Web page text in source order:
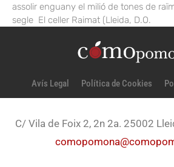
assolir enguany el milió de tones de
segle El celler Raimat (Lleida, D.O.
Avís Legal Política de Cookies
C/ Vila de Foix 2, 2n 2a. 25002